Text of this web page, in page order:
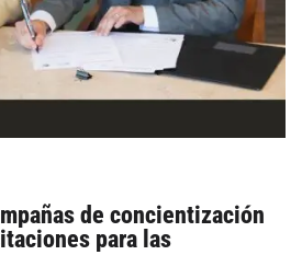
de concientización
para las